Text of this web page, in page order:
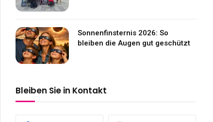
Sonnenfinsternis 2026: So
bleiben die Augen gut geschützt
Bleiben Sie in Kontakt